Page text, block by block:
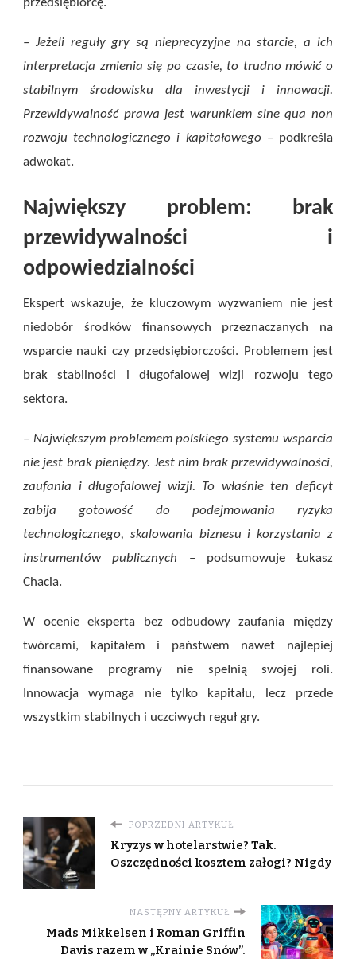
przedsiębiorcę.
– Jeżeli reguły gry są nieprecyzyjne na starcie, a ich
interpretacja zmienia się po czasie, to trudno mówić o
stabilnym środowisku dla inwestycji i innowacji.
Przewidywalność prawa jest warunkiem sine qua non
rozwoju technologicznego i kapitałowego– podkreśla
adwokat.
Największy problem: brak
przewidywalności i
odpowiedzialności
Ekspert wskazuje, że kluczowym wyzwaniem nie jest
niedobór środków finansowych przeznaczanych na
wsparcie nauki czy przedsiębiorczości. Problemem jest
brak stabilności i długofalowej wizji rozwoju tego
sektora.
– Największym problemem polskiego systemu wsparcia
nie jest brak pieniędzy. Jest nim brak przewidywalności,
zaufania i długofalowej wizji. To właśnie ten deficyt
zabija gotowość do podejmowania ryzyka
technologicznego, skalowania biznesu i korzystania z
instrumentów publicznych – podsumowuje Łukasz
Chacia.
W ocenie eksperta bez odbudowy zaufania między
twórcami, kapitałem i państwem nawet najlepiej
finansowane programy nie spełnią swojej roli.
Innowacja wymaga nie tylko kapitału, lecz przede
wszystkim stabilnych i uczciwych reguł gry.
POPRZEDNI ARTYKUŁ
Kryzys w hotelarstwie? Tak.
Oszczędności kosztem załogi? Nigdy
NASTĘPNY ARTYKUŁ
Mads Mikkelsen i Roman Griffin
Davis razem w „Krainie Snów”.